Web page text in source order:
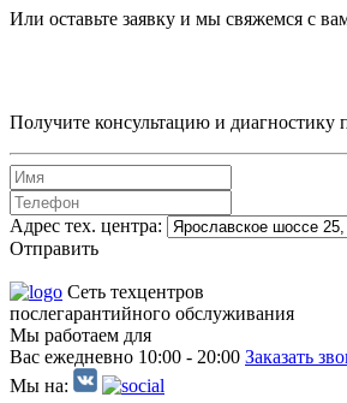
Или оставьте заявку и мы свяжемся с
Получите консультацию и диагностику
Адрес тех. центра:
Отправить
Сеть техцентров
послегарантийного обслуживания
Мы работаем для
Вас ежедневно 10:00 - 20:00 Заказать
Мы на: